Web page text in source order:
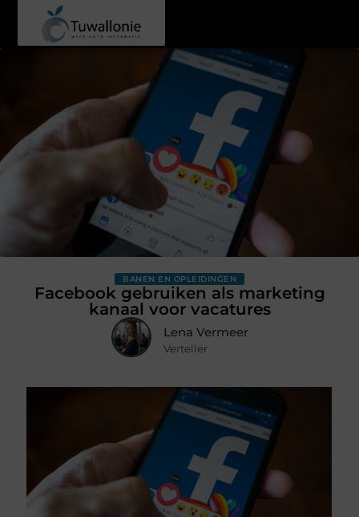
BANEN EN OPLEIDINGEN
Facebook gebruiken als marketing
kanaal voor vacatures
Lena Vermeer
Verteller